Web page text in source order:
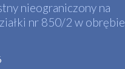
nieograniczony na
nr 850/2 w obrębie